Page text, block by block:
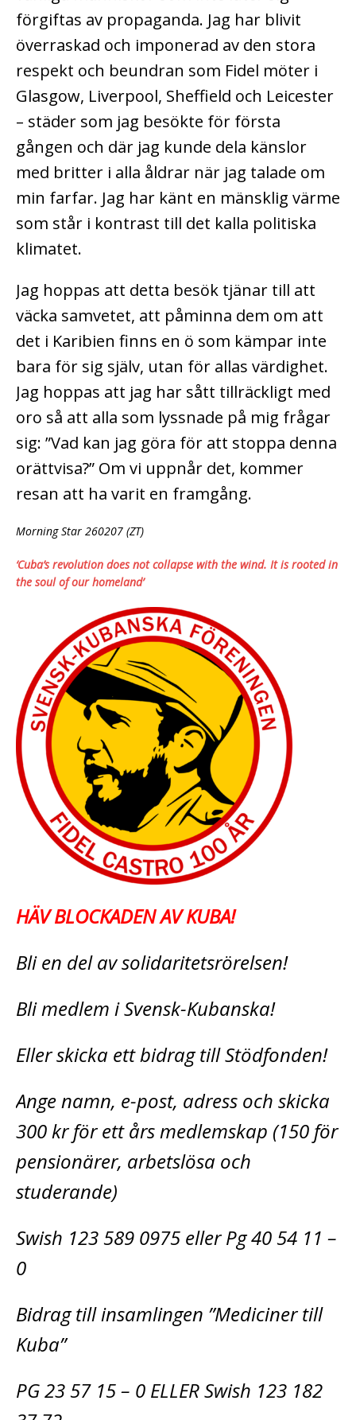
förgiftas av propaganda. Jag har blivit
överraskad och imponerad av den stora
respekt och beundran som Fidel möter i
Glasgow, Liverpool, Sheffield och Leicester
– städer som jag besökte för första
gången och där jag kunde dela känslor
med britter i alla åldrar när jag talade om
min farfar. Jag har känt en mänsklig värme
som står i kontrast till det kalla politiska
klimatet.
Jag hoppas att detta besök tjänar till att
väcka samvetet, att påminna dem om att
det i Karibien finns en ö som kämpar inte
bara för sig själv, utan för allas värdighet.
Jag hoppas att jag har sått tillräckligt med
oro så att alla som lyssnade på mig frågar
sig: ”Vad kan jag göra för att stoppa denna
orättvisa?” Om vi uppnår det, kommer
resan att ha varit en framgång.
Morning Star 260207 (ZT)
‘Cuba’s revolution does not collapse with the wind. It is rooted in
the soul of our homeland’
HÄV BLOCKADEN AV KUBA!
Bli en del av solidaritetsrörelsen!
Bli medlem i Svensk-Kubanska!
Eller skicka ett bidrag till Stödfonden!
Ange namn, e-post, adress och skicka
300 kr för ett års medlemskap (150 för
pensionärer, arbetslösa och
studerande)
Swish 123 589 0975 eller Pg 40 54 11 –
0
Bidrag till insamlingen ”Mediciner till
Kuba”
PG 23 57 15 – 0 ELLER Swish 123 182